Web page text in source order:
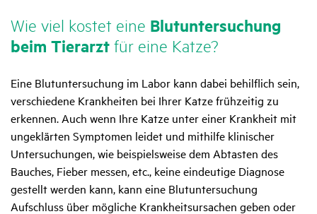
Wie viel kostet eine Blut­un­ter­su­chung
beim Tier­arzt für eine Katze?
Eine Blutuntersuchung im Labor kann dabei behilflich sein,
verschiedene Krankheiten bei Ihrer Katze frühzeitig zu
erkennen. Auch wenn Ihre Katze unter einer Krankheit mit
ungeklärten Symptomen leidet und mithilfe klinischer
Untersuchungen, wie beispielsweise dem Abtasten des
Bauches, Fieber messen, etc., keine eindeutige Diagnose
gestellt werden kann, kann eine Blutuntersuchung
Aufschluss über mögliche Krankheitsursachen geben oder